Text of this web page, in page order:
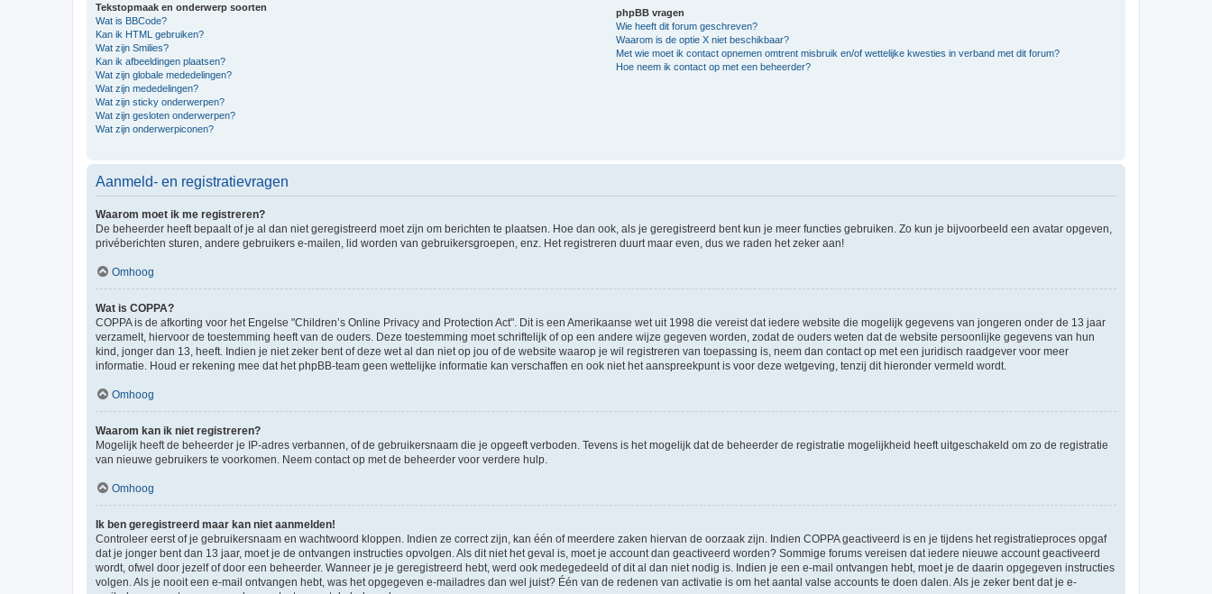
Tekstopmaak en onderwerp soorten
Wat is BBCode?
Kan ik HTML gebruiken?
Wat zijn Smilies?
Kan ik afbeeldingen plaatsen?
Wat zijn globale mededelingen?
Wat zijn mededelingen?
Wat zijn sticky onderwerpen?
Wat zijn gesloten onderwerpen?
Wat zijn onderwerpiconen?
phpBB vragen
Wie heeft dit forum geschreven?
Waarom is de optie X niet beschikbaar?
Met wie moet ik contact opnemen omtrent misbruik en/of wettelijke kwesties in verband met dit forum?
Hoe neem ik contact op met een beheerder?
Aanmeld- en registratievragen
Waarom moet ik me registreren?
De beheerder heeft bepaalt of je al dan niet geregistreerd moet zijn om berichten te plaatsen. Hoe dan ook, als je geregistreerd bent kun je meer functies gebruiken. Zo kun je bijvoorbeeld een avatar opgeven,
privéberichten sturen, andere gebruikers e-mailen, lid worden van gebruikersgroepen, enz. Het registreren duurt maar even, dus we raden het zeker aan!
Omhoog
Wat is COPPA?
COPPA is de afkorting voor het Engelse "Children’s Online Privacy and Protection Act". Dit is een Amerikaanse wet uit 1998 die vereist dat iedere website die mogelijk gegevens van jongeren onder de 13 jaar
verzamelt, hiervoor de toestemming heeft van de ouders. Deze toestemming moet schriftelijk of op een andere wijze gegeven worden, zodat de ouders weten dat de website persoonlijke gegevens van hun
kind, jonger dan 13, heeft. Indien je niet zeker bent of deze wet al dan niet op jou of de website waarop je wil registreren van toepassing is, neem dan contact op met een juridisch raadgever voor meer
informatie. Houd er rekening mee dat het phpBB-team geen wettelijke informatie kan verschaffen en ook niet het aanspreekpunt is voor deze wetgeving, tenzij dit hieronder vermeld wordt.
Omhoog
Waarom kan ik niet registreren?
Mogelijk heeft de beheerder je IP-adres verbannen, of de gebruikersnaam die je opgeeft verboden. Tevens is het mogelijk dat de beheerder de registratie mogelijkheid heeft uitgeschakeld om zo de registratie
van nieuwe gebruikers te voorkomen. Neem contact op met de beheerder voor verdere hulp.
Omhoog
Ik ben geregistreerd maar kan niet aanmelden!
Controleer eerst of je gebruikersnaam en wachtwoord kloppen. Indien ze correct zijn, kan één of meerdere zaken hiervan de oorzaak zijn. Indien COPPA geactiveerd is en je tijdens het registratieproces opgaf
dat je jonger bent dan 13 jaar, moet je de ontvangen instructies opvolgen. Als dit niet het geval is, moet je account dan geactiveerd worden? Sommige forums vereisen dat iedere nieuwe account geactiveerd
wordt, ofwel door jezelf of door een beheerder. Wanneer je je geregistreerd hebt, werd ook medegedeeld of dit al dan niet nodig is. Indien je een e-mail ontvangen hebt, moet je de daarin opgegeven instructies
volgen. Als je nooit een e-mail ontvangen hebt, was het opgegeven e-mailadres dan wel juist? Één van de redenen van activatie is om het aantal valse accounts te doen dalen. Als je zeker bent dat je e-